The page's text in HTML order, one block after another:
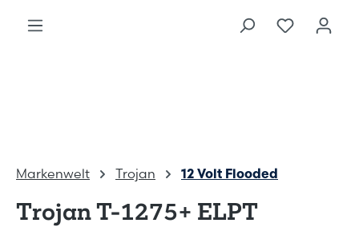
Markenwelt Trojan 12 Volt Flooded
Trojan T-1275+ ELPT